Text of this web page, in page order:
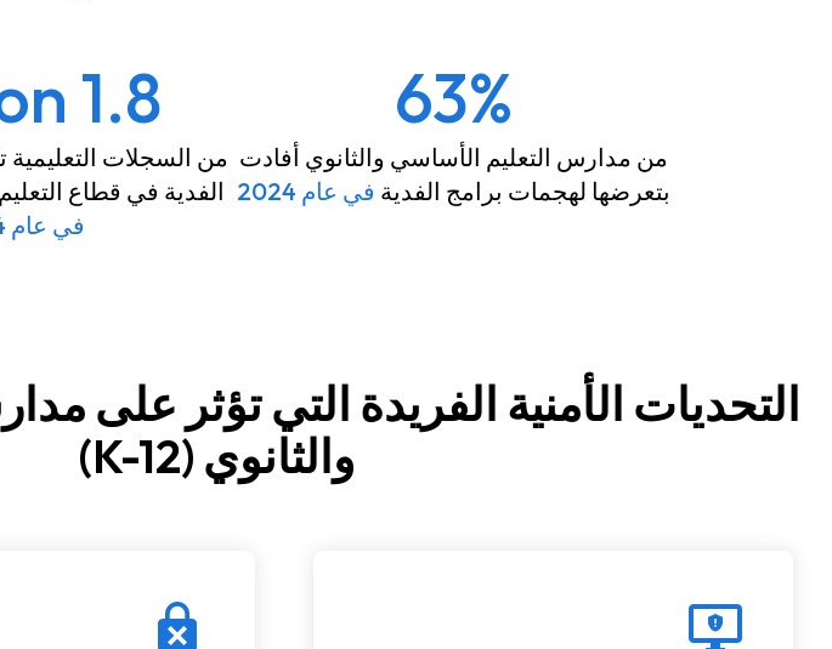
63%
من مدارس التعليم الأساسي والثانوي أفادت
بتعرضها لهجمات برامج الفدية في عام 2024
1.8 million
من السجلات
الفدية في قطاع
في عام 2024
التحديات الأمنية الفريدة التي تؤثر على
والثانوي (K-12)